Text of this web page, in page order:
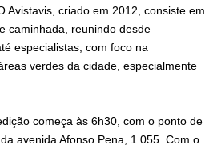
Avistavis, criado em 2012, consiste em
caminhada, reunindo desde
especialistas, com foco na
verdes da cidade, especialmente
começa às 6h30, com o ponto de
avenida Afonso Pena, 1.055. Com o